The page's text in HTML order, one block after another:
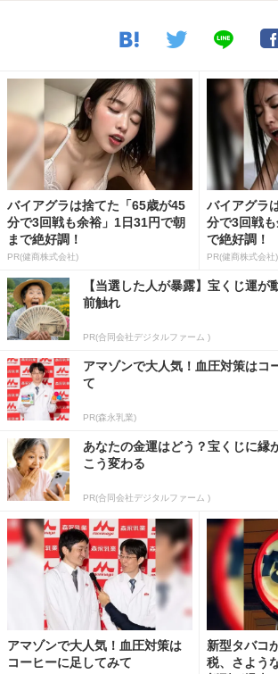
バイアグラは捨てた「65歳が45
分で3回戦も余裕」1日31円で朝
まで絶好調！
PR(健商株式会社)
バイアグラ
分で3回戦
で絶好調！
PR(健商株式会社)
【当選した人が暴露】宝くじ運が
前触れ
PR(合同会社デジタルファーム )
アマゾンで大人気！血圧対策はコ
て
PR(森永乳業)
あなたの金運はどう？宝くじに縁
こう変わる
PR(合同会社デジタルファーム )
アマゾンで大人気！血圧対策は
コーヒーに足してみて
新型タバコ
税、さよう